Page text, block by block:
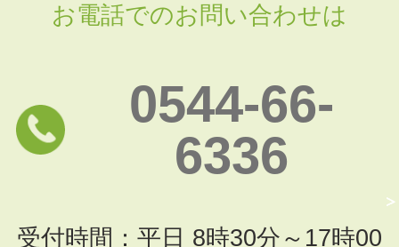
お電話でのお問い合わせは
0544-66-
6336
受付時間：平日 8時30分～17時00